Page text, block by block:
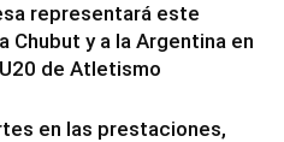
representará este
Chubut y a la Argentina en
de Atletismo
en las prestaciones,